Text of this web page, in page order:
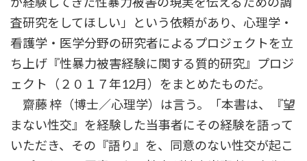
査研究をしてほしい」という依頼があり、心理学・
看護学・医学分野の研究者によるプロジェクトを立
ち上げ『性暴力被害経験に関する質的研究』プロジ
ェクト（２０１７年12月）をまとめたものだ。
齋藤 梓（博士／心理学）は言う。「本書は、『望
まない性交』を経験した当事者にその経験を語って
いただき、その『語り』を、同意のない性交が起こ